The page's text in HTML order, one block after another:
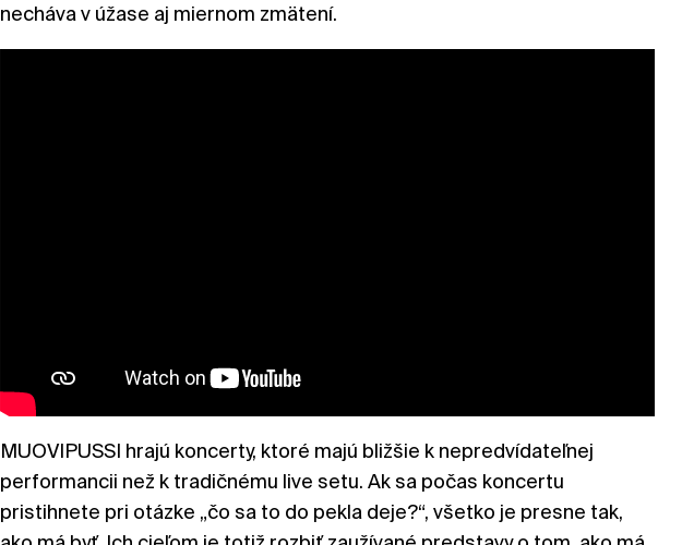
necháva v úžase aj miernom zmätení.
MUOVIPUSSI hrajú koncerty, ktoré majú bližšie k nepredvídateľnej
performancii než k tradičnému live setu. Ak sa počas koncertu
pristihnete pri otázke „čo sa to do pekla deje?“, všetko je presne tak,